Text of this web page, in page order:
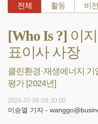
전체 활동 비전
[Who Is ?] 이
표이사 사장
클린환경·재생에너지
평가 [2024년]
2024-07-09 08:30:00
이승열 기자 -